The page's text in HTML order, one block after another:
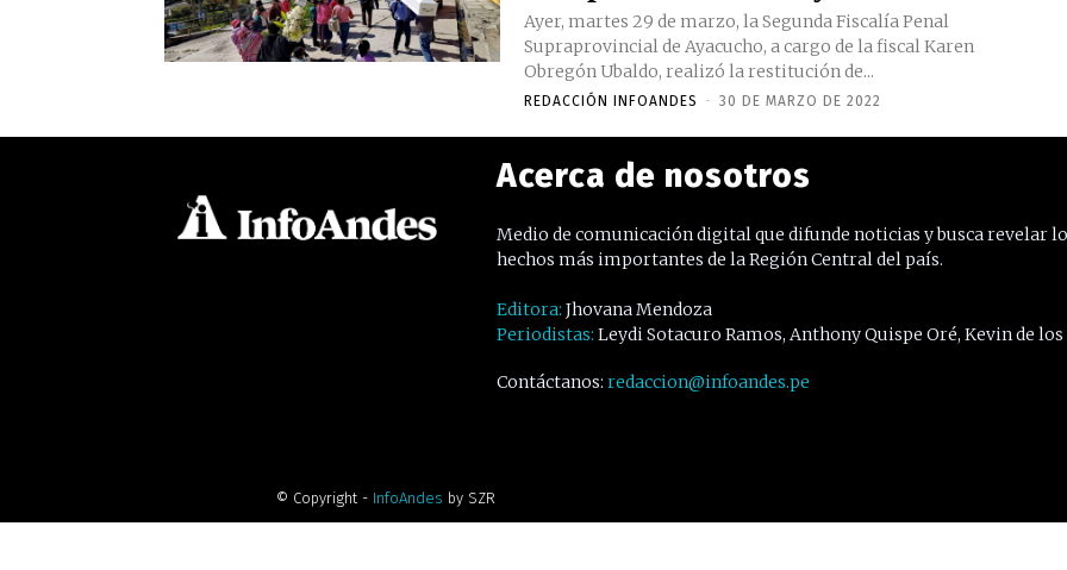
Ayer, martes 29 de marzo, la Segunda Fiscalía Penal
Supraprovincial de Ayacucho, a cargo de la fiscal Karen
Obregón Ubaldo, realizó la restitución de...
REDACCIÓN INFOANDES - 30 DE MARZO DE 2022
Acerca de nosotros
Medio de comunicación digital que difunde noticias y busca revelar
hechos más importantes de la Región Central del país.
Editora: Jhovana Mendoza
Periodistas: Leydi Sotacuro Ramos, Anthony Quispe Oré, Kevin de los
Contáctanos: redaccion@infoandes.pe
© Copyright - InfoAndes by SZR